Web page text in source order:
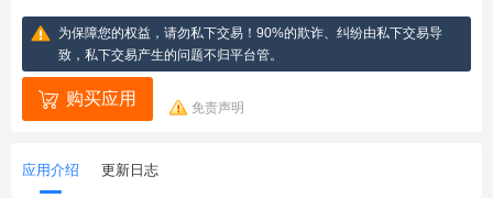
为保障您的权益，请勿私下交易！90%的欺诈、纠纷由私下交易导
致，私下交易产生的问题不归平台管。
购买应用 免责声明
应用介绍 更新日志